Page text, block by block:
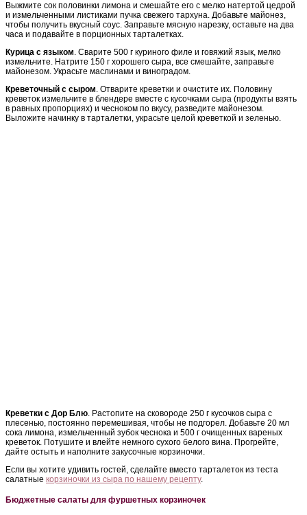
Выжмите сок половинки лимона и смешайте его с мелко натертой цедрой
и измельченными листиками пучка свежего тархуна. Добавьте майонез,
чтобы получить вкусный соус. Заправьте мясную нарезку, оставьте на два
часа и подавайте в порционных тарталетках.
Курица с языком. Сварите 500 г куриного филе и говяжий язык, мелко
измельчите. Натрите 150 г хорошего сыра, все смешайте, заправьте
майонезом. Украсьте маслинами и виноградом.
Креветочный с сыром. Отварите креветки и очистите их. Половину
креветок измельчите в блендере вместе с кусочками сыра (продукты взять
в равных пропорциях) и чесноком по вкусу, разведите майонезом.
Выложите начинку в тарталетки, украсьте целой креветкой и зеленью.
Креветки с Дор Блю. Растопите на сковороде 250 г кусочков сыра с
плесенью, постоянно перемешивая, чтобы не подгорел. Добавьте 20 мл
сока лимона, измельченный зубок чеснока и 500 г очищенных вареных
креветок. Потушите и влейте немного сухого белого вина. Прогрейте,
дайте остыть и наполните закусочные корзиночки.
Если вы хотите удивить гостей, сделайте вместо тарталеток из теста
салатные корзиночки из сыра по нашему рецепту.
Бюджетные салаты для фуршетных корзиночек